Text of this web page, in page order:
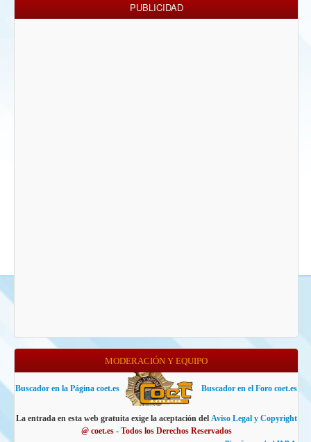
PUBLICIDAD
MODERACIÓN Y EQUIPO
Buscador en la Página coet.es Buscador en el Foro coet.es
La entrada en esta web gratuita exige la aceptación del Aviso Legal y Copyright
@ coet.es - Todos los Derechos Reservados